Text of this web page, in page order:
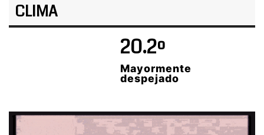
CLIMA
20.2º
Mayormente
despejado